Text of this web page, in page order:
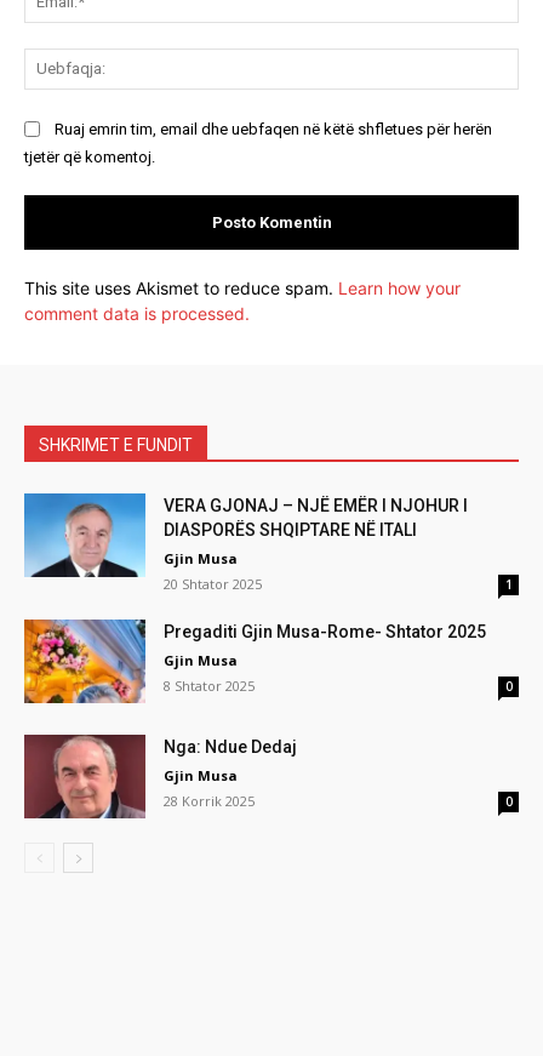
Ruaj emrin tim, email dhe uebfaqen në këtë shfletues për herën
tjetër që komentoj.
This site uses Akismet to reduce spam. Learn how your
comment data is processed.
SHKRIMET E FUNDIT
VERA GJONAJ – NJË EMËR I NJOHUR I
DIASPORËS SHQIPTARE NË ITALI
Gjin Musa
20 Shtator 2025
1
Pregaditi Gjin Musa-Rome- Shtator 2025
Gjin Musa
8 Shtator 2025
0
Nga: Ndue Dedaj
Gjin Musa
28 Korrik 2025
0